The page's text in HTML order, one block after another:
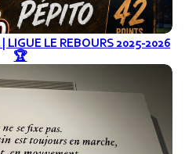
LIGUE LE REBOURS 2025-2026
🏆